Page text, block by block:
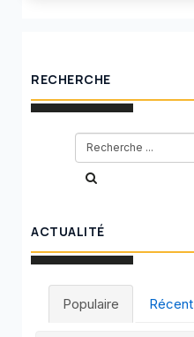
RECHERCHE
ACTUALITÉ
Populaire Récent